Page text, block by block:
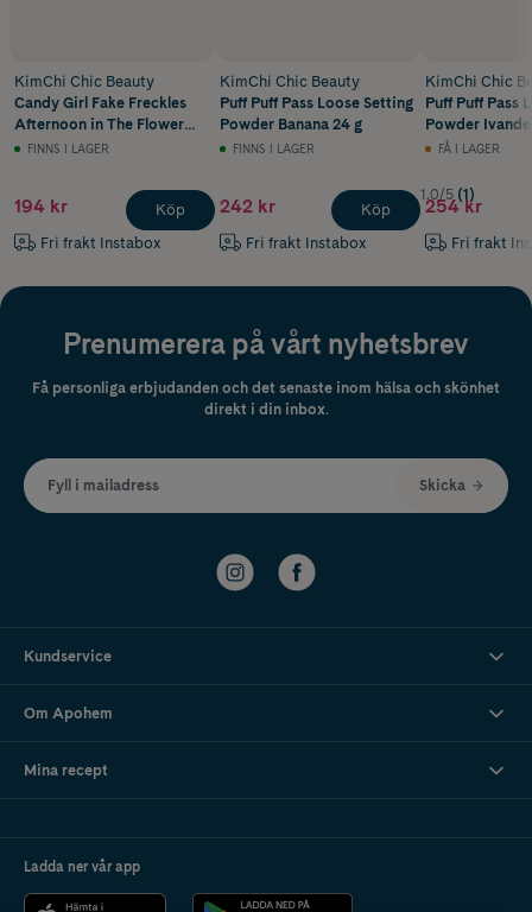
KimChi Chic Beauty
Candy Girl Fake Freckles
Afternoon in The Flower
Field 3 g
FINNS I LAGER
194 kr
Fri frakt Instabox
Köp
KimChi Chic Beauty
Puff Puff Pass Loose Setting
Powder Banana 24 g
FINNS I LAGER
242 kr
Fri frakt Instabox
Köp
KimChi Chic
Puff Puff Pass
Powder
FÅ I LAGER
1.0/5 (1)
254 kr
Fri frakt
Prenumerera på vårt nyhetsbrev
Få personliga erbjudanden och det senaste inom hälsa och skönhet
direkt i din inbox.
Fyll i mailadress Skicka
Kundservice
Om Apohem
Mina recept
Ladda ner vår app